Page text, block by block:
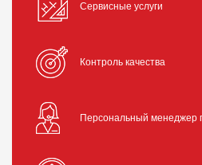
Сервисные услуги
Контроль качества
Персональный менеджер